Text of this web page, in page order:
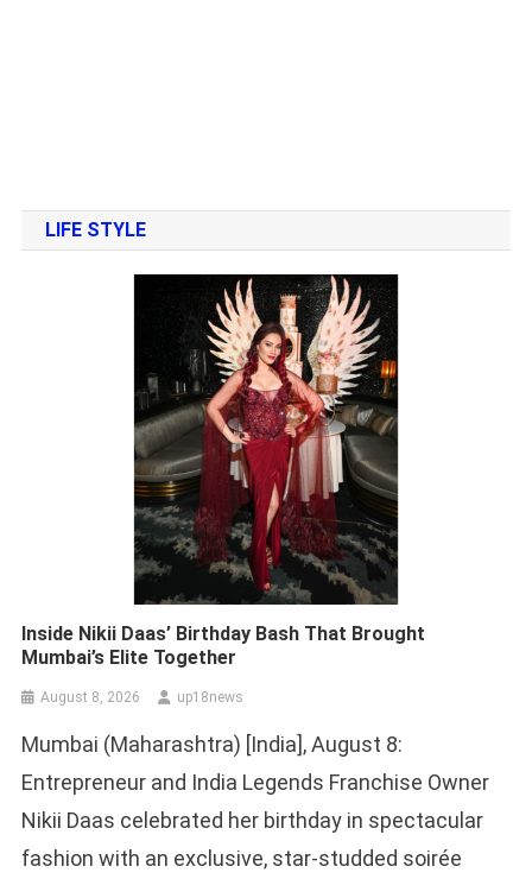
LIFE STYLE
Inside Nikii Daas’ Birthday Bash That Brought
Mumbai’s Elite Together
August 8, 2026 up18news
Mumbai (Maharashtra) [India], August 8:
Entrepreneur and India Legends Franchise Owner
Nikii Daas celebrated her birthday in spectacular
fashion with an exclusive, star-studded soirée